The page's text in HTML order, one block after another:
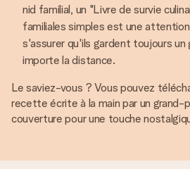
nid familial, un "Livre de survie
familiales simples est une
s'assurer qu'ils gardent toujours un
importe la distance.
Le saviez-vous ? Vous pouvez
recette écrite à la main par un grand-
couverture pour une touche